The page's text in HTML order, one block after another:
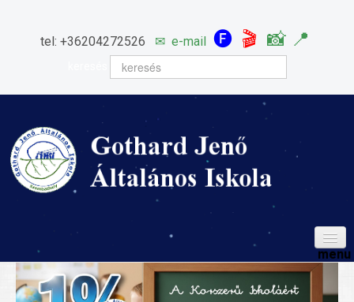
tel: +36204272526 ✉ e-mail 🅕 🎬 📸 📍
HÍREINK